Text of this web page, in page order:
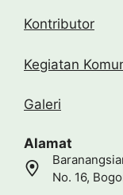
Kontributor
Kegiatan
Galeri
Alamat
No. 16,